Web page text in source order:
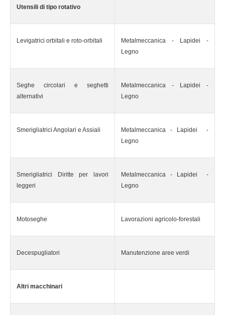
Utensili di tipo rotativo
Levigatrici orbitali e roto-orbitali
Metalmeccanica - Lapidei -
Legno
Seghe circolari e seghetti
alternativi
Metalmeccanica - Lapidei -
Legno
Smerigliatrici Angolari e Assiali
Metalmeccanica - Lapidei -
Legno
Smerigliatrici Diritte per lavori
leggeri
Metalmeccanica - Lapidei -
Legno
Motoseghe Lavorazioni agricolo-forestali
Decespugliatori Manutenzione aree verdi
Altri macchinari